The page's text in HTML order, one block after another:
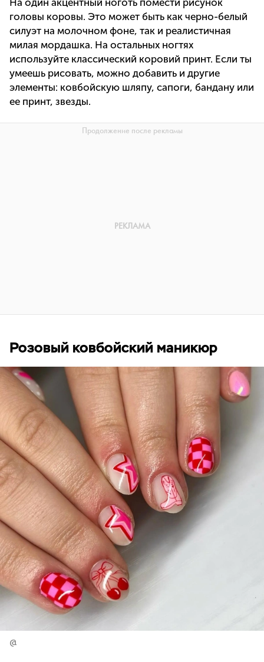
На один акцентный ноготь помести рисунок
головы коровы. Это может быть как черно-белый
силуэт на молочном фоне, так и реалистичная
милая мордашка. На остальных ногтях
используйте классический коровий принт. Если ты
умеешь рисовать, можно добавить и другие
элементы: ковбойскую шляпу, сапоги, бандану или
ее принт, звезды.
Розовый ковбойский маникюр
@